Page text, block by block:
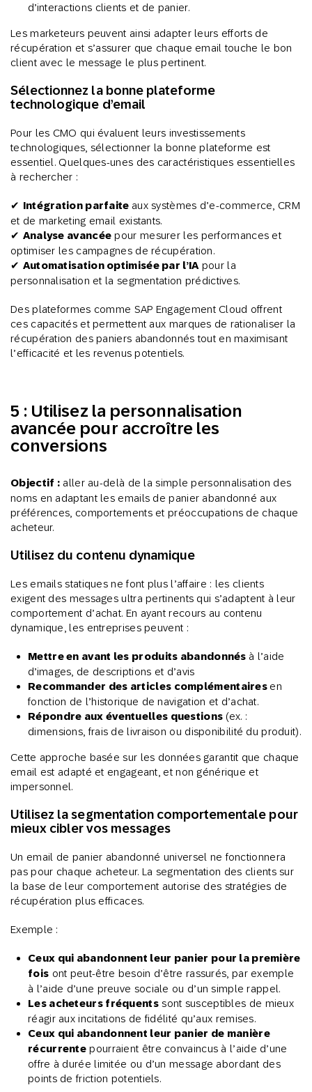
d’interactions clients et de panier.
Les marketeurs peuvent ainsi adapter leurs efforts de
récupération et s’assurer que chaque email touche le bon
client avec le message le plus pertinent.
Sélectionnez la bonne plateforme
technologique d’email
Pour les CMO qui évaluent leurs investissements
technologiques, sélectionner la bonne plateforme est
essentiel. Quelques-unes des caractéristiques essentielles
à rechercher :
✔ Intégration parfaite aux systèmes d’e-commerce, CRM
et de marketing email existants.
✔ Analyse avancée pour mesurer les performances et
optimiser les campagnes de récupération.
✔ Automatisation optimisée par l’IA pour la
personnalisation et la segmentation prédictives.
Des plateformes comme SAP Engagement Cloud offrent
ces capacités et permettent aux marques de rationaliser la
récupération des paniers abandonnés tout en maximisant
l’efficacité et les revenus potentiels.
5 : Utilisez la personnalisation
avancée pour accroître les
conversions
Objectif : aller au-delà de la simple personnalisation des
noms en adaptant les emails de panier abandonné aux
préférences, comportements et préoccupations de chaque
acheteur.
Utilisez du contenu dynamique
Les emails statiques ne font plus l’affaire : les clients
exigent des messages ultra pertinents qui s’adaptent à leur
comportement d’achat. En ayant recours au contenu
dynamique, les entreprises peuvent :
Mettre en avant les produits abandonnés à l’aide
d’images, de descriptions et d’avis
Recommander des articles complémentaires en
fonction de l’historique de navigation et d’achat.
Répondre aux éventuelles questions (ex. :
dimensions, frais de livraison ou disponibilité du produit).
Cette approche basée sur les données garantit que chaque
email est adapté et engageant, et non générique et
impersonnel.
Utilisez la segmentation comportementale pour
mieux cibler vos messages
Un email de panier abandonné universel ne fonctionnera
pas pour chaque acheteur. La segmentation des clients sur
la base de leur comportement autorise des stratégies de
récupération plus efficaces.
Exemple :
Ceux qui abandonnent leur panier pour la première
fois ont peut-être besoin d’être rassurés, par exemple
à l’aide d’une preuve sociale ou d’un simple rappel.
Les acheteurs fréquentssont susceptibles de mieux
réagir aux incitations de fidélité qu’aux remises.
Ceux qui abandonnent leur panier de manière
récurrente pourraient être convaincus à l’aide d’une
offre à durée limitée ou d’un message abordant des
points de friction potentiels.